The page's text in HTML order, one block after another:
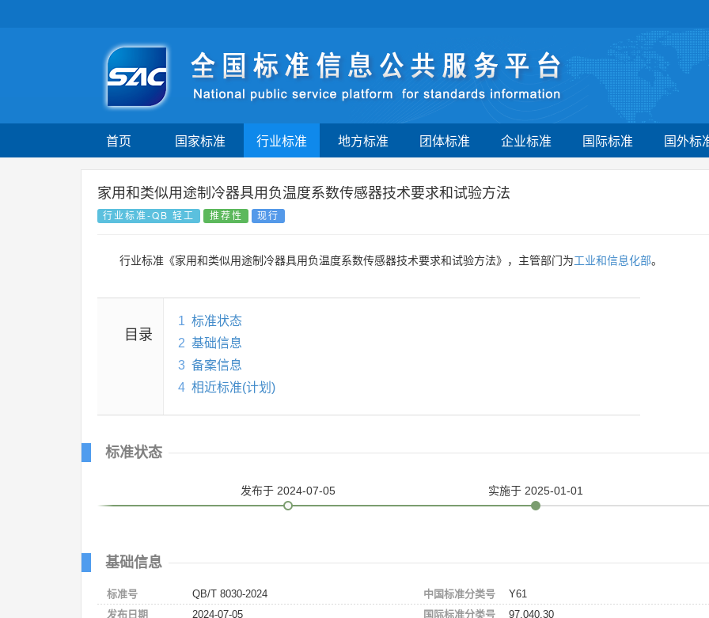
首页 国家标准 行业标准 地方标准 团体标准 企业标准 国际标准 国外标
家用和类似用途制冷器具用负温度系数传感器技术要求和试验方法
行业标准-QB 轻工 推荐性 现行
行业标准《家用和类似用途制冷器具用负温度系数传感器技术要求和试验方法》，主管部门为工业和信息化部。
目录
1 标准状态
2 基础信息
3 备案信息
4 相近标准(计划)
标准状态
发布于 2024-07-05 实施于 2025-01-01
基础信息
标准号
QB/T 8030-2024
发布日期
2024-07-05
中国标准分类号
Y61
国际标准分类号
97.040.30